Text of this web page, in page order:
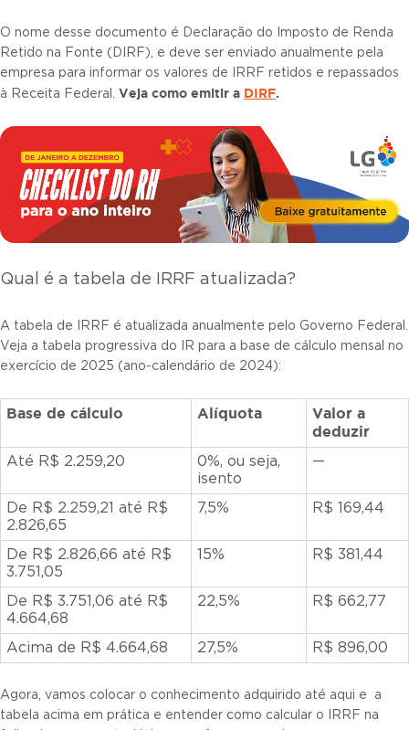
O nome desse documento é Declaração do Imposto de Renda
Retido na Fonte (DIRF), e deve ser enviado anualmente pela
empresa para informar os valores de IRRF retidos e repassados
à Receita Federal. Veja como emitir a DIRF.
Qual é a tabela de IRRF atualizada?
A tabela de IRRF é atualizada anualmente pelo Governo Federal.
Veja a tabela progressiva do IR para a base de cálculo mensal no
exercício de 2025 (ano-calendário de 2024):
Base de cálculo Alíquota
Valor a
deduzir
Até R$ 2.259,20
0%, ou seja,
isento
—
De R$ 2.259,21 até R$
2.826,65
7,5% R$ 169,44
De R$ 2.826,66 até R$
3.751,05
15% R$ 381,44
De R$ 3.751,06 até R$
4.664,68
22,5% R$ 662,77
Acima de R$ 4.664,68 27,5% R$ 896,00
Agora, vamos colocar o conhecimento adquirido até aqui e a
tabela acima em prática e entender como calcular o IRRF na